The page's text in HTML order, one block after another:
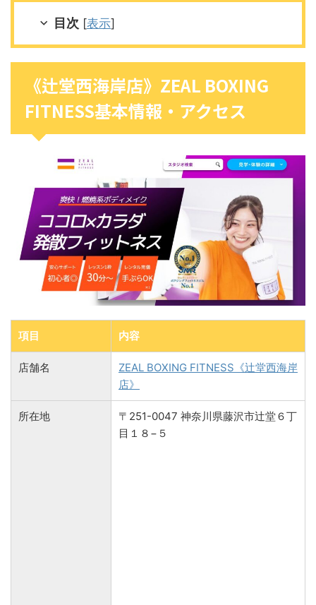
目次 [表示]
《辻堂西海岸店》ZEAL BOXING
FITNESS基本情報・アクセス
項目 内容
店舗名
ZEAL BOXING FITNESS《辻堂西海岸
店》
所在地
〒251-0047 神奈川県藤沢市辻堂６丁
目１８−５